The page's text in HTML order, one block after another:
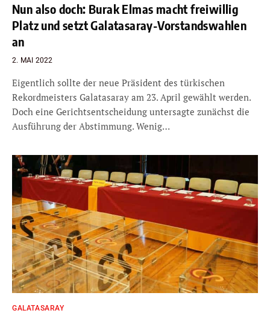
Nun also doch: Burak Elmas macht freiwillig
Platz und setzt Galatasaray-Vorstandswahlen
an
2. MAI 2022
Eigentlich sollte der neue Präsident des türkischen
Rekordmeisters Galatasaray am 23. April gewählt werden.
Doch eine Gerichtsentscheidung untersagte zunächst die
Ausführung der Abstimmung. Wenig…
GALATASARAY